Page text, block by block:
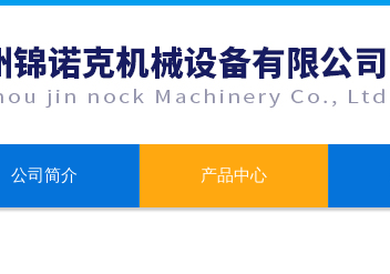
公司简介 产品中心